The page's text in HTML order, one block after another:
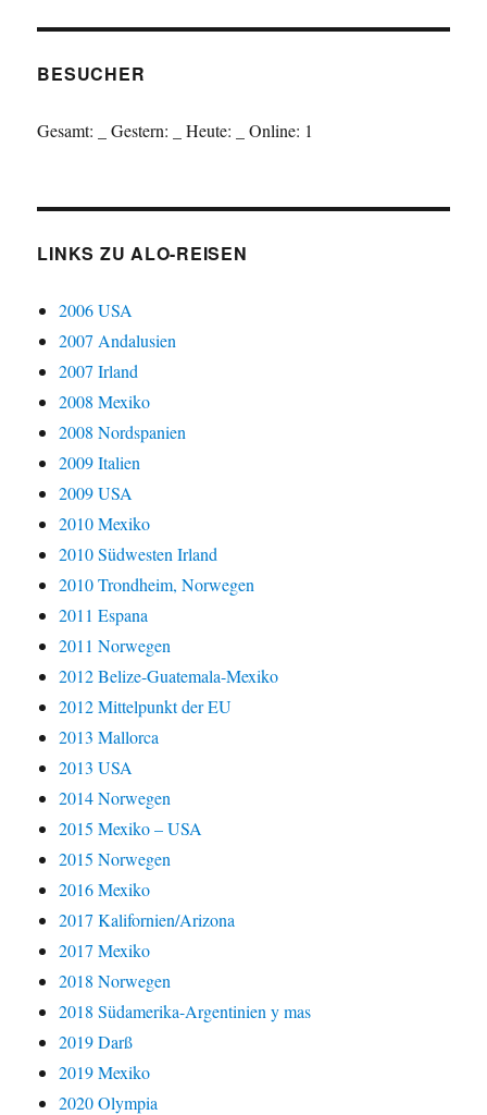
BESUCHER
Gesamt: Gestern: Heute: Online: 1
LINKS ZU ALO-REISEN
2006 USA
2007 Andalusien
2007 Irland
2008 Mexiko
2008 Nordspanien
2009 Italien
2009 USA
2010 Mexiko
2010 Südwesten Irland
2010 Trondheim, Norwegen
2011 Espana
2011 Norwegen
2012 Belize-Guatemala-Mexiko
2012 Mittelpunkt der EU
2013 Mallorca
2013 USA
2014 Norwegen
2015 Mexiko – USA
2015 Norwegen
2016 Mexiko
2017 Kalifornien/Arizona
2017 Mexiko
2018 Norwegen
2018 Südamerika-Argentinien y mas
2019 Darß
2019 Mexiko
2020 Olympia